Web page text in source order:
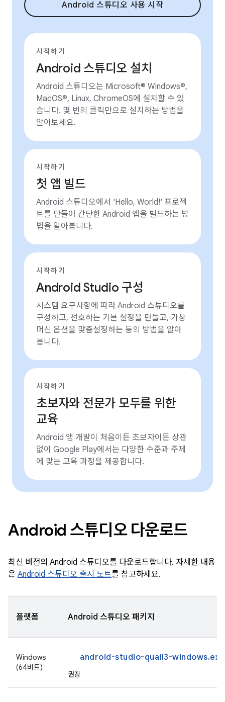
Android 스튜디오 사용 시작
시작하기
Android 스튜디오 설치
Android 스튜디오는 Microsoft® Windows®,
MacOS®, Linux, ChromeOS에 설치할 수 있
습니다. 몇 번의 클릭만으로 설치하는 방법을
알아보세요.
시작하기
첫 앱 빌드
Android 스튜디오에서 'Hello, World!' 프로젝
트를 만들어 간단한 Android 앱을 빌드하는 방
법을 알아봅니다.
시작하기
Android Studio 구성
시스템 요구사항에 따라 Android 스튜디오를
구성하고, 선호하는 기본 설정을 만들고, 가상
머신 옵션을 맞춤설정하는 등의 방법을 알아
봅니다.
시작하기
초보자와 전문가 모두를 위한
교육
Android 앱 개발이 처음이든 초보자이든 상관
없이 Google Play에서는 다양한 수준과 주제
에 맞는 교육 과정을 제공합니다.
Android 스튜디오 다운로드
최신 버전의 Android 스튜디오를 다운로드합니다. 자세한 내용
은 Android 스튜디오 출시 노트를 참고하세요.
플랫폼 Android 스튜디오 패키지
Windows
(64비트)
android-studio-quail3-windows.exe
권장